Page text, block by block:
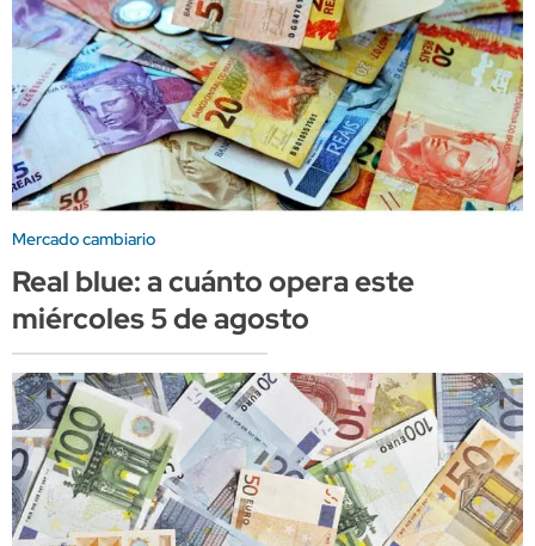
Mercado cambiario
Real blue: a cuánto opera este
miércoles 5 de agosto